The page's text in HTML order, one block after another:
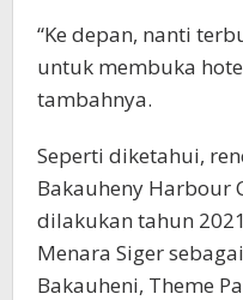
“Ke depan, nanti
untuk membuka
tambahnya.
Seperti diketahui,
Bakauheny Harbour
dilakukan tahun
Menara Siger
Bakauheni, Theme